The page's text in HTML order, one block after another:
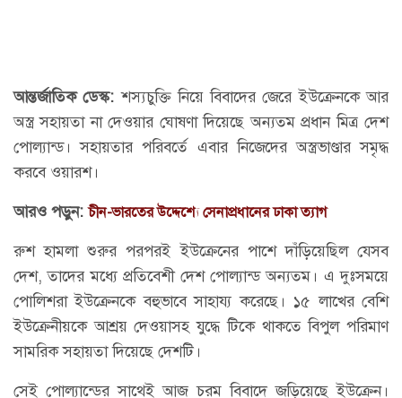
আন্তর্জাতিক ডেস্ক:শস্যচুক্তি নিয়ে বিবাদের জেরে ইউক্রেনকে আর
অস্ত্র সহায়তা না দেওয়ার ঘোষণা দিয়েছে অন্যতম প্রধান মিত্র দেশ
পোল্যান্ড। সহায়তার পরিবর্তে এবার নিজেদের অস্ত্রভাণ্ডার সমৃদ্ধ
করবে ওয়ারশ।
আরও পড়ুন:চীন-ভারতের উদ্দেশ্যে সেনাপ্রধানের ঢাকা ত্যাগ
রুশ হামলা শুরুর পরপরই ইউক্রেনের পাশে দাঁড়িয়েছিল যেসব
দেশ, তাদের মধ্যে প্রতিবেশী দেশ পোল্যান্ড অন্যতম। এ দুঃসময়ে
পোলিশরা ইউক্রেনকে বহুভাবে সাহায্য করেছে। ১৫ লাখের বেশি
ইউক্রেনীয়কে আশ্রয় দেওয়াসহ যুদ্ধে টিকে থাকতে বিপুল পরিমাণ
সামরিক সহায়তা দিয়েছে দেশটি।
সেই পোল্যান্ডের সাথেই আজ চরম বিবাদে জড়িয়েছে ইউক্রেন।